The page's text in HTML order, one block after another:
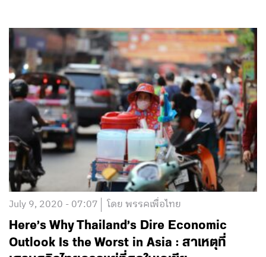
July 18, 2020 - 03:07 โดย พรรคเพื่อไทย
ความในใจ “ครูติ๋ว” ส.ส.อนุรักษ์ บุญศล … เดิน
หน้าพลิก “แม่น้ำสงคราม” จาก แห้งแล้ง สู่
ชุ่มชื้น คืนชีวิตคนสกลนคร
อ่านต่อ